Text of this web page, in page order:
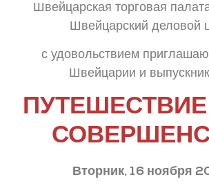
Швейцарская торговая
Швейцарский деловой
с удовольствием
Швейцарии и
Вторник, 16 ноября